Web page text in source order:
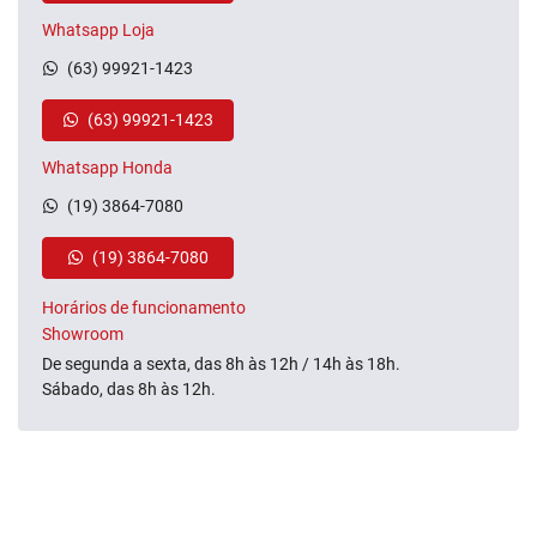
Whatsapp Loja
(63) 99921-1423
(63) 99921-1423
Whatsapp Honda
(19) 3864-7080
(19) 3864-7080
Horários de funcionamento
Showroom
De segunda a sexta, das 8h às 12h / 14h às 18h.
Sábado, das 8h às 12h.